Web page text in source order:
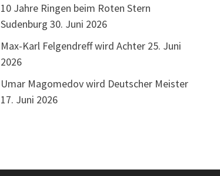
10 Jahre Ringen beim Roten Stern
Sudenburg 30. Juni 2026
Max-Karl Felgendreff wird Achter 25. Juni
2026
Umar Magomedov wird Deutscher Meister
17. Juni 2026